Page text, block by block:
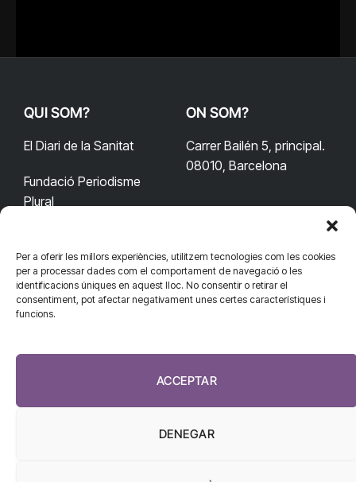
Per a oferir les millors experiències, utilitzem tecnologies com les cookies
per a processar dades com el comportament de navegació o les
identificacions úniques en aquest lloc. No consentir o retirar el
consentiment, pot afectar negativament unes certes característiques i
funcions.
ACCEPTAR
DENEGAR
QUI SOM?
El Diari de la Sanitat
Fundació Periodisme
Plural
ON SOM?
Carrer Bailén 5, principal.
08010, Barcelona
CONTACTA'NS
redaccio@diarisanitat.cat
932 311 247
CONNECTA